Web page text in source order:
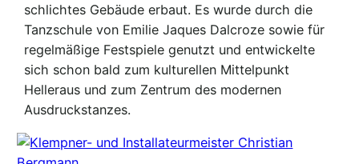
schlichtes Gebäude erbaut. Es wurde durch die
Tanzschule von Emilie Jaques Dalcroze sowie für
regelmäßige Festspiele genutzt und entwickelte
sich schon bald zum kulturellen Mittelpunkt
Helleraus und zum Zentrum des modernen
Ausdruckstanzes.